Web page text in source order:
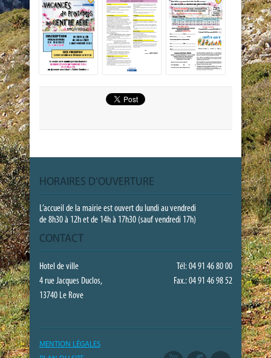
HORAIRES D’OUVERTURE
L’accueil de la mairie est ouvert du lundi au vendredi
de 8h30 à 12h et de 14h à 17h30 (sauf vendredi 17h)
CONTACT
Hotel de ville
Tél: 04 91 46 80 00
4 rue Jacques Duclos,
Fax.: 04 91 46 98 52
13740 Le Rove
MENTION LÉGALES